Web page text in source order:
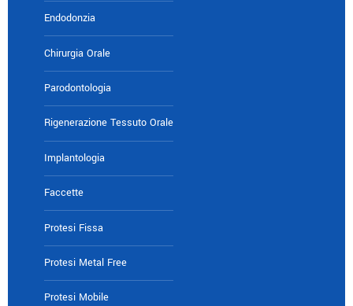
Endodonzia
Chirurgia Orale
Parodontologia
Rigenerazione Tessuto Orale
Implantologia
Faccette
Protesi Fissa
Protesi Metal Free
Protesi Mobile